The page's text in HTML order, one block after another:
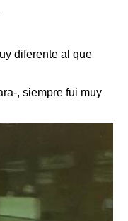
diferente al que
, siempre fui muy